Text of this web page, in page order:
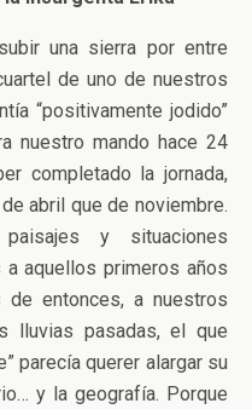
una sierra por entre
de uno de nuestros
“positivamente jodido”
nuestro mando hace 24
completado la jornada,
abril que de noviembre.
y situaciones
aquellos primeros años
entonces, a nuestros
lluvias pasadas, el que
parecía querer alargar su
y la geografía. Porque